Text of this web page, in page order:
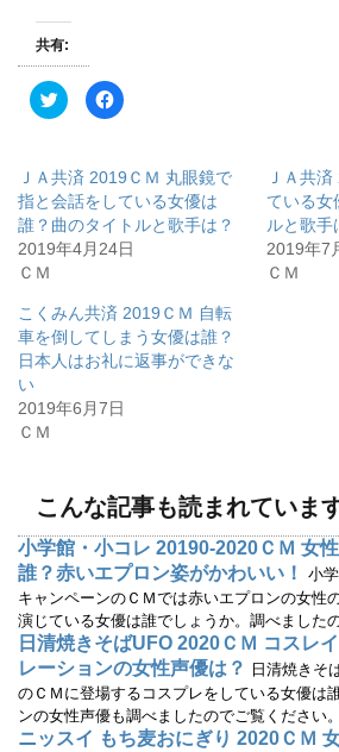
共有:
ク
リ
て
T
w
i
t
t
e
有
(
新
し
い
ン
ま
す
F
a
o
o
k
で
共
有
す
ク
ッ
ク
し
だ
い
ウ
ン
ド
ウ
で
開
き
ま
す
)
ＪＡ共済 2019ＣＭ 丸眼鏡で
指と会話をしている女優は
誰？曲のタイトルと歌手は？
2019年4月24日
ＣＭ
ＪＡ共
ている女
ルと歌手
2019年7
ＣＭ
こくみん共済 2019ＣＭ 自転
車を倒してしまう女優は誰？
日本人はお礼に返事ができな
い
2019年6月7日
ＣＭ
こんな記事も読まれていま
小学館・小コレ 20190-2020ＣＭ 女
誰？赤いエプロン姿がかわいい！ 小
キャンペーンのＣＭでは赤いエプロンの女性
演じている女優は誰でしょうか。調べました
日清焼きそばUFO 2020ＣＭ コスレ
レーションの女性声優は？
日清焼きそ
のＣＭに登場するコスプレをしている女優は
ンの女性声優も調べましたのでご覧ください
ニッスイ もち麦おにぎり 2020ＣＭ